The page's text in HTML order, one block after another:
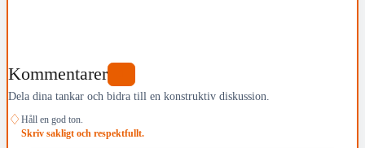
Kommentarer
Dela dina tankar och bidra till en konstruktiv diskussion.
♢ Håll en god ton.
Skriv sakligt och respektfullt.